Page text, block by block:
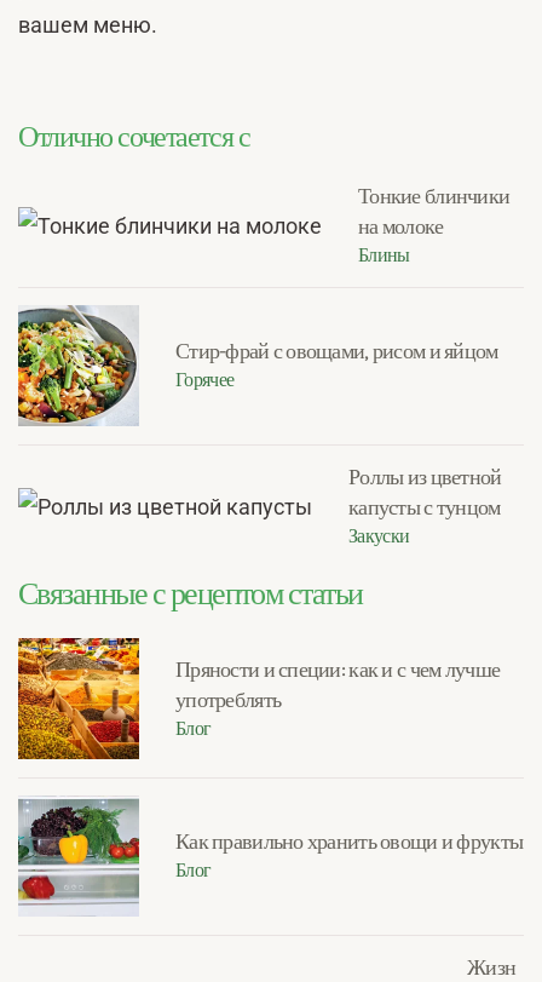
вашем меню.
Отлично сочетается с
Тонкие блинчики
на молоке
Блины
Стир-фрай с овощами, рисом и яйцом
Горячее
Роллы из цветной
капусты с тунцом
Закуски
Связанные с рецептом статьи
Пряности и специи: как и с чем лучше
употреблять
Блог
Как правильно хранить овощи и фрукты
Блог
Жизн